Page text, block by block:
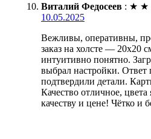
Виталий Федосеев : ★ ★
10.05.2025
Вежливы, оперативны,
заказ на холсте — 20х20
интуитивно понятно.
выбрал настройки.
подтвердили детали.
Качество отличное,
качеству и цене! Чётко и